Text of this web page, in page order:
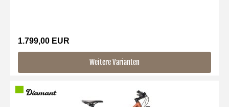
1.799,00 EUR
Weitere Varianten